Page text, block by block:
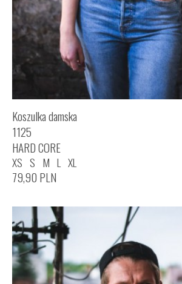
Koszulka damska
1125
HARD CORE
XS S M L XL
79,90 PLN